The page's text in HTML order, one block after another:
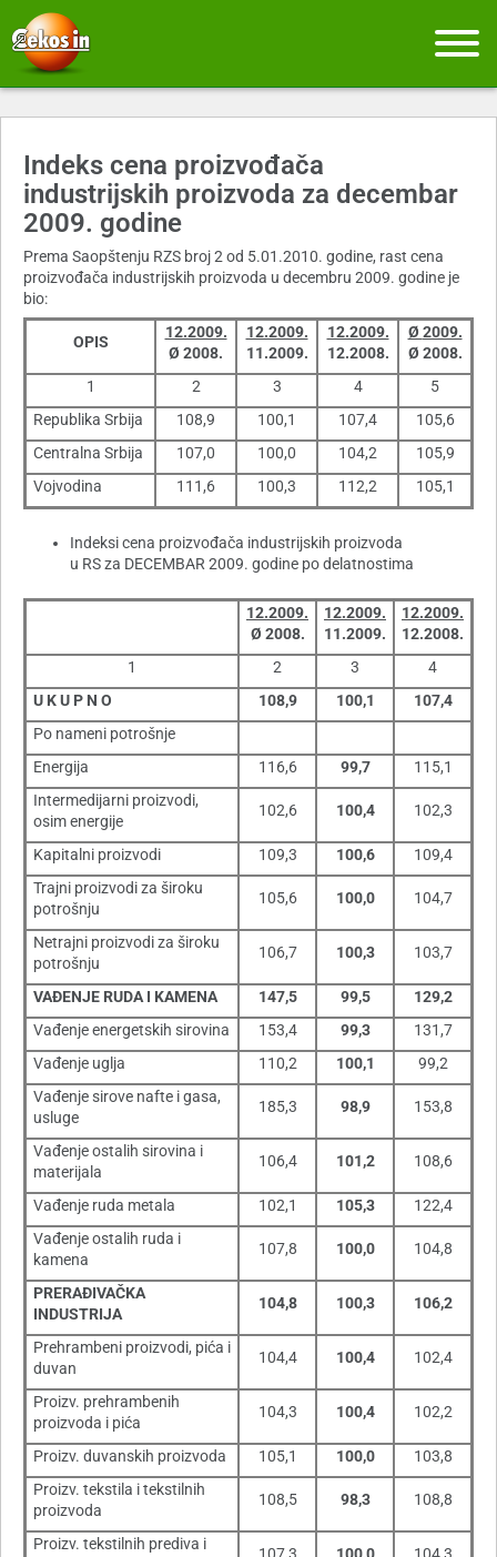
Indeks cena proizvođača
industrijskih proizvoda za decembar
2009. godine
Prema Saopštenju RZS broj 2 od 5.01.2010. godine, rast cena
proizvođača industrijskih proizvoda u decembru 2009. godine je
bio:
OPIS
12.2009.
Ø 2008.
12.2009.
11.2009.
12.2009.
12.2008.
Ø 2009.
Ø 2008.
1
2 3 4
5
Republika Srbija
108,9 100,1 107,4
105,6
Centralna Srbija
107,0 100,0 104,2
105,9
Vojvodina
111,6 100,3 112,2 105,1
Indeksi cena proizvođača industrijskih proizvoda
u RS za DECEMBAR 2009. godine po delatnostima
12.2009.
Ø 2008.
12.2009.
11.2009.
12.2009.
12.2008.
1
2 3
4
U K U P N O
108,9 100,1
107,4
Po nameni potrošnje
Energija
116,6 99,7
115,1
Intermedijarni proizvodi,
osim energije
102,6 100,4 102,3
Kapitalni proizvodi 109,3 100,6
109,4
Trajni proizvodi za široku
potrošnju
105,6 100,0 104,7
Netrajni proizvodi za široku
potrošnju
106,7 100,3 103,7
VAÐENJE RUDA I KAMENA 147,5 99,5
129,2
Vađenje energetskih sirovina
153,4 99,3
131,7
Vađenje uglja
110,2 100,1
99,2
Vađenje sirove nafte i gasa,
usluge
185,3 98,9 153,8
Vađenje ostalih sirovina i
materijala
106,4 101,2 108,6
Vađenje ruda metala 102,1 105,3
122,4
Vađenje ostalih ruda i
kamena
107,8 100,0 104,8
PRERAÐIVAČKA
INDUSTRIJA
104,8 100,3 106,2
Prehrambeni proizvodi, pića i
duvan
104,4 100,4 102,4
Proizv. prehrambenih
proizvoda i pića
104,3 100,4 102,2
Proizv. duvanskih proizvoda 105,1 100,0
103,8
Proizv. tekstila i tekstilnih
proizvoda
108,5 98,3 108,8
Proizv. tekstilnih prediva i